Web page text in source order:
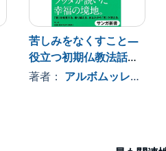
苦しみをなくすこと―
役立つ初期仏教法話
〈3〉
著者： アルボムッレ・スマナサーラ